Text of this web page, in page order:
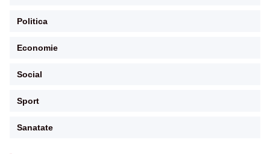
Politica
Economie
Social
Sport
Sanatate